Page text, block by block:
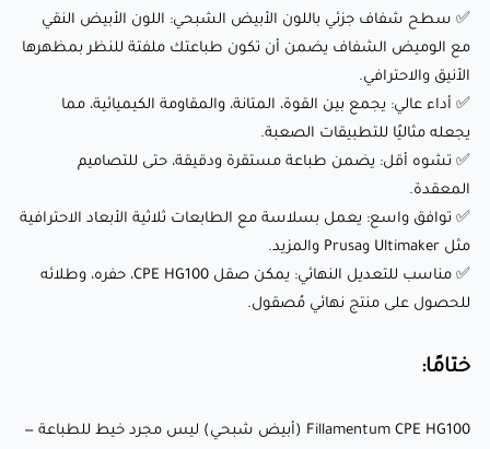
✅ مناسب للتعديل النهائي: يمكن صقل CPE HG100، حفره، وطلائه
للحصول على منتج نهائي مُصقول.
ختامًا:
— إنه مادة عالية الأداء مصممة للمستخدمين الذين يحتاجون إلى
الجمع بين الجماليات والوظائف. بفضل سطحه الشفاف جزئيًا،
خصائصه الميكانيكية الممتازة، ومقاومته الكيميائية، فهو الخيار
مستوى تجربة الطباعة ثلاثية الأبعاد الخاصة بك اليوم باستخدام
✅ سطح شفاف جزئي باللون الأبيض الشبحي: اللون الأبيض النقي
مع الوميض الشفاف يضمن أن تكون طباعتك ملفتة للنظر بمظهرها
الأنيق والاحترافي.
✅ أداء عالي: يجمع بين القوة، المتانة، والمقاومة الكيميائية، مما
يجعله مثاليًا للتطبيقات الصعبة.
✅ تشوه أقل: يضمن طباعة مستقرة ودقيقة، حتى للتصاميم
المعقدة.
✅ توافق واسع: يعمل بسلاسة مع الطابعات ثلاثية الأبعاد الاحترافية
مثل Ultimaker وPrusa والمزيد.
✅ مناسب للتعديل النهائي: يمكن صقل CPE HG100، حفره، وطلائه
للحصول على منتج نهائي مُصقول.
ختامًا:
Fillamentum CPE HG100 (أبيض شبحي) ليس مجرد خيط للطباعة —